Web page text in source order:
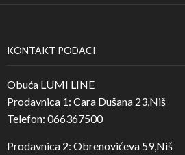
KONTAKT PODACI
Obuća LUMI LINE
Prodavnica 1: Cara Dušana 23,Niš
Telefon: 066367500
Prodavnica 2: Obrenovićeva 59,Niš